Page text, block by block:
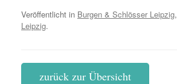
Veröffentlicht in Burgen & Schlösser Leipzig,
Leipzig.
zurück zur Übersicht